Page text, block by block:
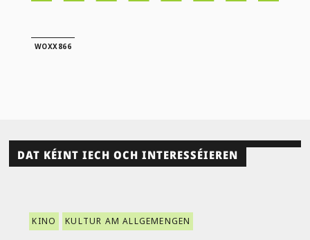
WOXX866
DAT KÉINT IECH OCH INTERESSÉIEREN
KINO KULTUR AM ALLGEMENGEN